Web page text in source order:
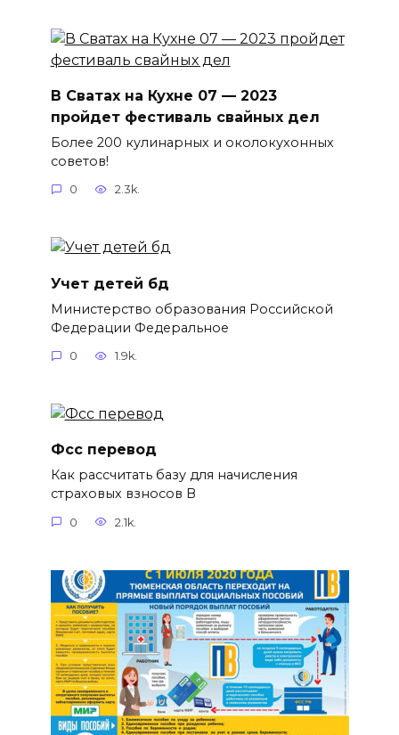
В Сватах на Кухне 07 — 2023
пройдет фестиваль свайных дел
Более 200 кулинарных и околокухонных
советов!
0 2.3k.
Учет детей бд
Министерство образования Российской
Федерации Федеральное
0 1.9k.
Фсс перевод
Как рассчитать базу для начисления
страховых взносов В
0 2.1k.